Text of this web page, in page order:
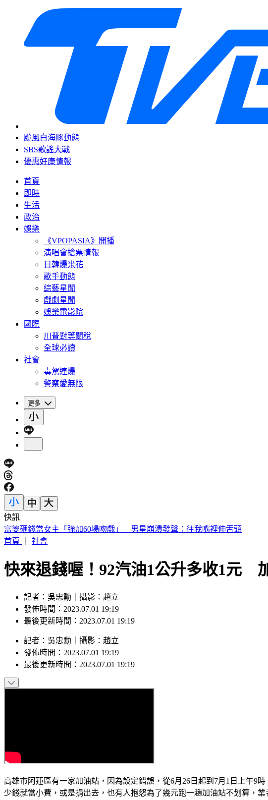
颱風白海豚動態
SBS歌謠大戰
優惠好康情報
首頁
即時
生活
政治
娛樂
《VPOPASIA》開播
演唱會搶票情報
日韓爆米花
歌手動態
綜藝星聞
戲劇星聞
娛樂電影院
國際
川普對等關稅
全球必讀
社會
毒駕連爆
警察愛無限
更多
快訊
喉嚨痛如刀割！一票人狂咳3週「新冠、流感全陰」 醫曝：這次病毒很毒
首頁
社會
快來退錢喔！92汽油1公升多收1元
記者：吳忠勳｜攝影：趙立
發佈時間：2023.07.01 19:19
最後更新時間：2023.07.01 19:19
記者 ： 吳忠勳 攝影 ： 趙立
發佈時間： 2023.07.01 19:19
最後更新時間： 2023.07.01 19:19
高雄市阿蓮區有一家加油站，因為設定錯誤，從6月26日起到7月1日上午9
少錢就當小費，或是捐出去，也有人抱怨為了幾元跑一趟加油站不划算，